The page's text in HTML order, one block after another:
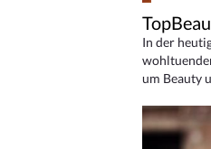
In der
um Beauty